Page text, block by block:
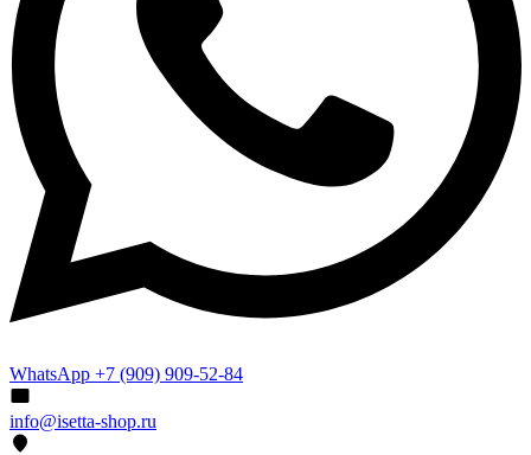
WhatsApp +7 (909) 909-52-84
info@isetta-shop.ru